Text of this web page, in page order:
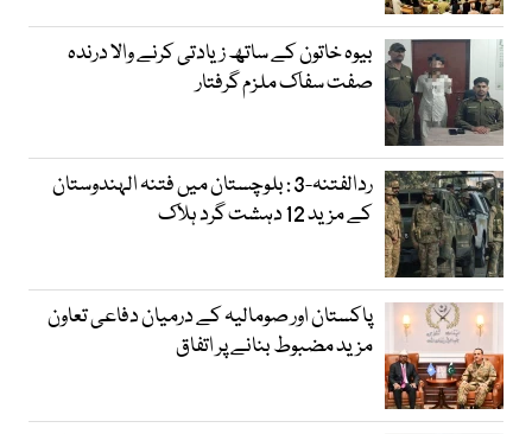
بیوہ خاتون کے ساتھ زیادتی کرنے والا درندہ
صفت سفاک ملزم گرفتار
ردالفتنہ-3 : بلوچستان میں فتنہ الہندوستان
کے مزید 12 دہشت گرد ہلاک
پاکستان اور صومالیہ کے درمیان دفاعی تعاون
مزید مضبوط بنانے پر اتفاق